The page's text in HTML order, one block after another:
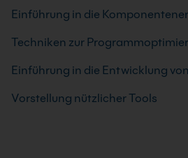
Einführung in die
Techniken zur
Einführung in die Entwicklung
Vorstellung nützlicher Tools